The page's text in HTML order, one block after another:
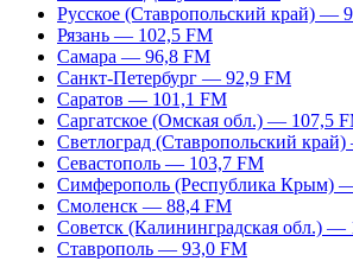
Русское (Ставропольский край) —
Рязань — 102,5 FM
Самара — 96,8 FM
Санкт-Петербург — 92,9 FM
Саратов — 101,1 FM
Саргатское (Омская обл.) — 107,5
Светлоград (Ставропольский
Севастополь — 103,7 FM
Симферополь (Республика Крым)
Смоленск — 88,4 FM
Советск (Калининградская обл.) —
Ставрополь — 93,0 FM